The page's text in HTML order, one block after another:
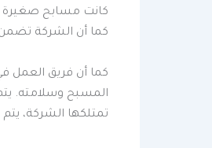
كانت مسابح صغيرة
كما أن الشركة
كما أن فريق العمل
المسبح وسلامته.
تمتلكها الشركة،